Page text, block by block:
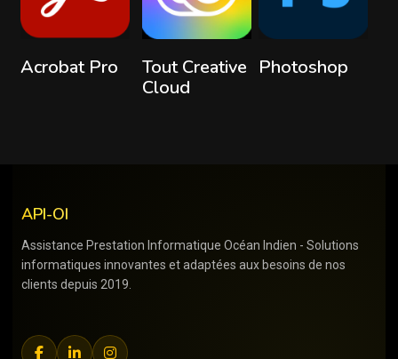
Lire la suite
Acrobat Pro Lire la suite
Tout Creative
Cloud
Lire la suite
Photoshop
API-OI
Assistance Prestation Informatique Océan Indien - Solutions
informatiques innovantes et adaptées aux besoins de nos
clients depuis 2019.